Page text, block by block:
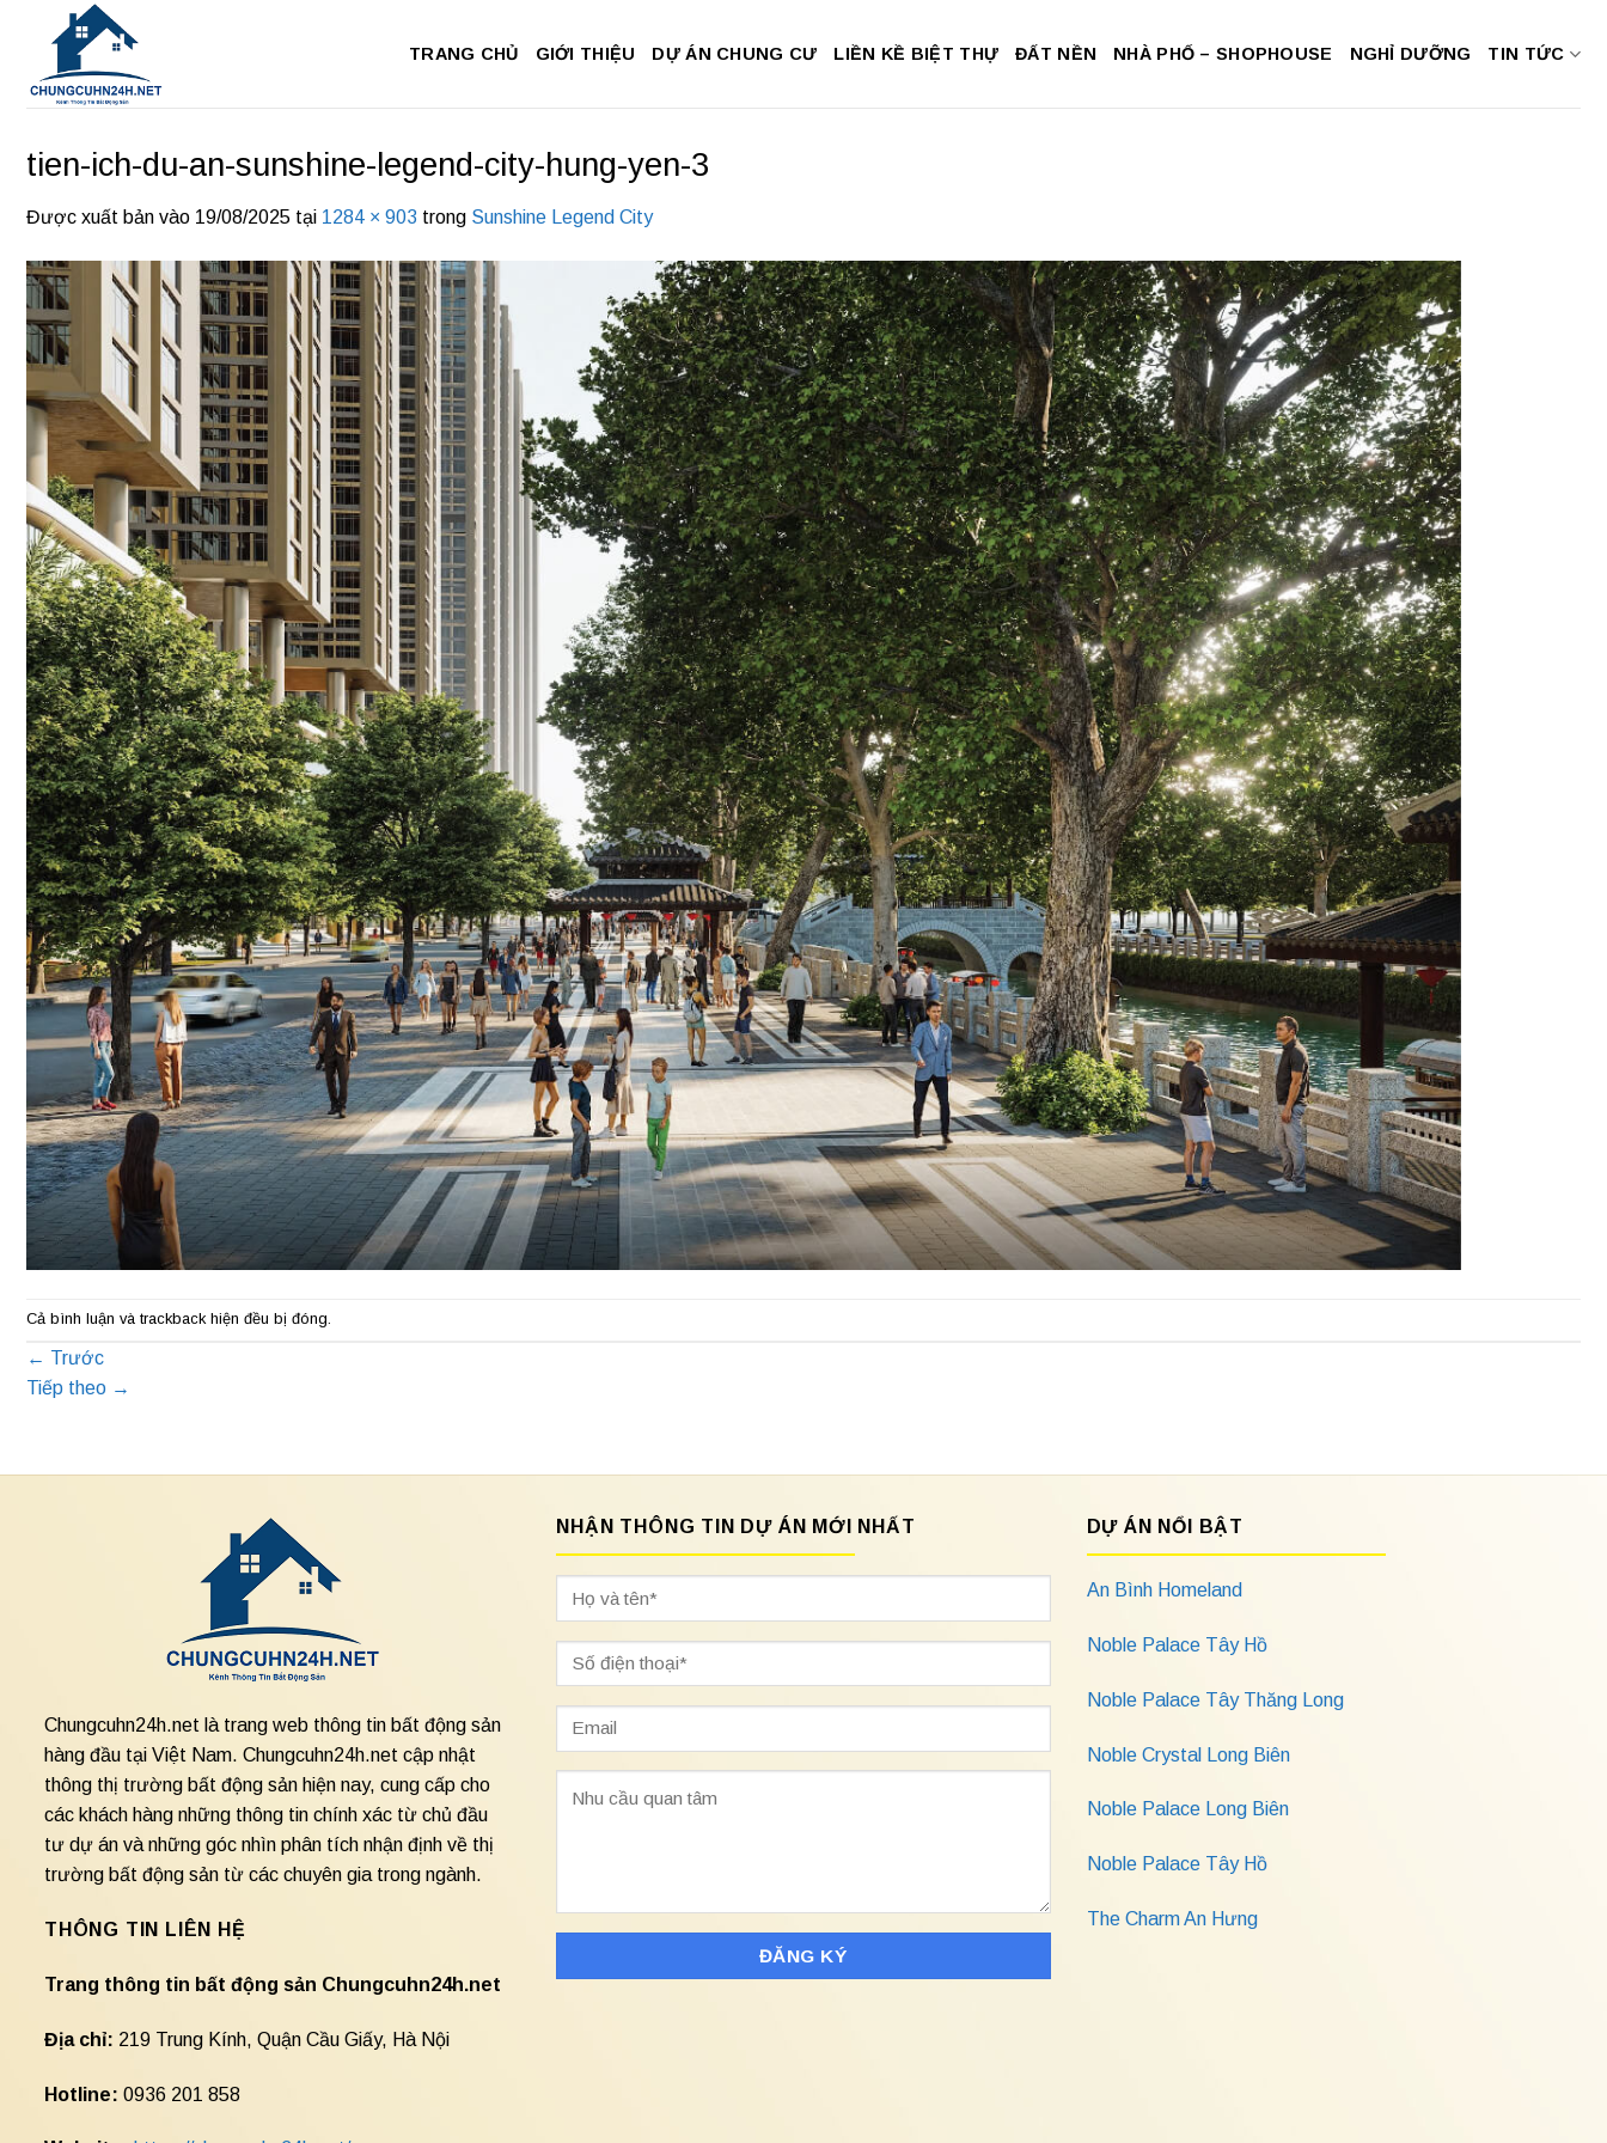
dung
TRANG CHỦ GIỚI THIỆU DỰ ÁN CHUNG CƯ LIỀN KỀ BIỆT THỰ ĐẤT NỀN NHÀ PHỐ – SHOPHOUSE NGHỈ DƯỠNG TIN TỨC
tien-ich-du-an-sunshine-legend-city-hung-yen-3
Được xuất bản vào 19/08/2025 tại 1284 × 903 trong Sunshine Legend City
Cả bình luận và trackback hiện đều bị đóng.
← Trước
Tiếp theo →
Chungcuhn24h.net là trang web thông tin bất động sản
hàng đầu tại Việt Nam. Chungcuhn24h.net cập nhật
thông thị trường bất động sản hiện nay, cung cấp cho
các khách hàng những thông tin chính xác từ chủ đầu
tư dự án và những góc nhìn phân tích nhận định về thị
trường bất động sản từ các chuyên gia trong ngành.
THÔNG TIN LIÊN HỆ
Trang thông tin bất động sản Chungcuhn24h.net
Địa chỉ: 219 Trung Kính, Quận Cầu Giấy, Hà Nội
Hotline: 0936 201 858
NHẬN THÔNG TIN DỰ ÁN MỚI NHẤT DỰ ÁN NỔI BẬT
An Bình Homeland
Noble Palace Tây Hồ
Noble Palace Tây Thăng Long
Noble Crystal Long Biên
Noble Palace Long Biên
Noble Palace Tây Hồ
The Charm An Hưng